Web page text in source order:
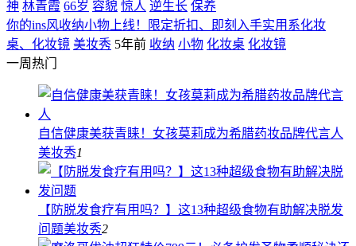
神 林青霞 66岁 容貌 惊人 逆生长 保养
你的ins风收纳小物上线！限定折扣、即刻入手实用系化妆
桌、化妆镜 美妆秀 5年前 收纳 小物 化妆桌 化妆镜
一周热门
自信健康美获青睐！女孩莫莉成为希腊药妆品牌代言人
美妆秀1
【防脱发食疗有用吗？】这13种超级食物有助解决脱发
问题美妆秀2